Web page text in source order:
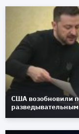
США возобновили